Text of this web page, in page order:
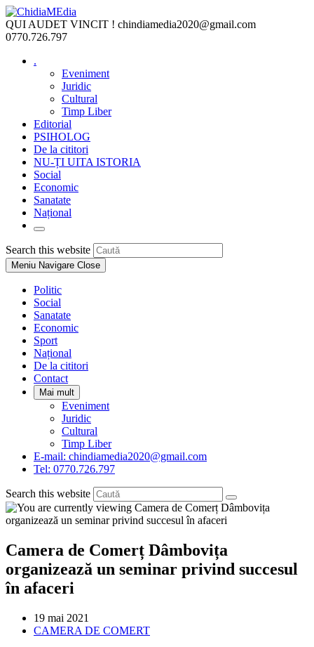
Skip
to
content
QUI AUDET VINCIT ! chindiamedia2020@gmail.com
0770.726.797
.
Eveniment
Juridic
Cultural
Timp Liber
Editorial
PSIHOLOG
De la cititori
NU-ȚI UITA ISTORIA
Social
Economic
Sanatate
Național
Toggle
website
search
Search this website
Escape
Meniu Navigare Close
Politic
Social
Sanatate
Economic
Sport
Național
De la cititori
Contact
Mai mult
Eveniment
Juridic
Cultural
Timp Liber
E-mail: chindiamedia2020@gmail.com
Tel: 0770.726.797
Search this website
Camera de Comerț Dâmbovița
organizează un seminar privind succesul
în afaceri
Post
published:
19 mai 2021
Post
CAMERA DE COMERT